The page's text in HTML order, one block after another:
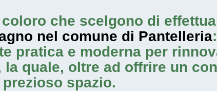
che scelgono di
nel comune di Pantelleria
pratica e moderna per
la quale, oltre ad offrire un
spazio.